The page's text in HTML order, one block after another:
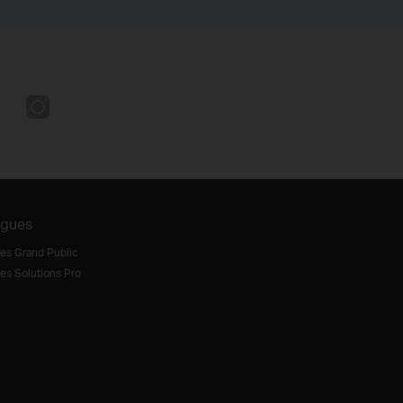
Grand Public
Solutions Pro